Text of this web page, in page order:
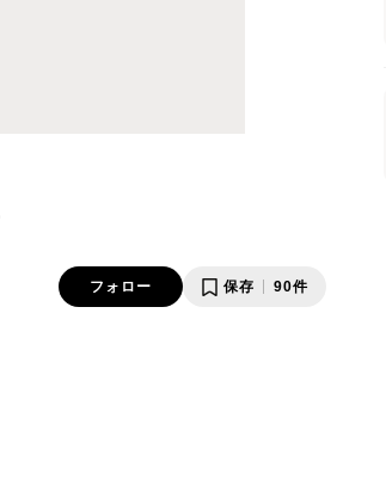
フォロー 保存 90件